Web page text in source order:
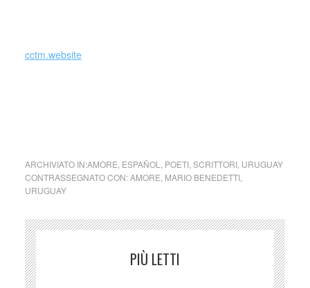
cctm.website
ARCHIVIATO IN:AMORE ESPAÑOL POETI, SCRITTORI, URUGUAY
CONTRASSEGNATO CON:AMORE MARIO BENEDETTI,
URUGUAY
PIÙ LETTI